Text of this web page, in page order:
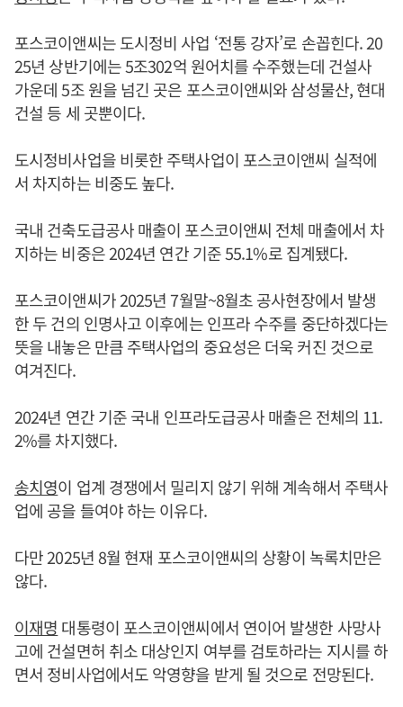
포스코이앤씨는 도시정비 사업 ‘전통 강자’로 손꼽힌다. 20
25년 상반기에는 5조302억 원어치를 수주했는데 건설사
가운데 5조 원을 넘긴 곳은 포스코이앤씨와 삼성물산, 현대
건설 등 세 곳뿐이다.
도시정비사업을 비롯한 주택사업이 포스코이앤씨 실적에
서 차지하는 비중도 높다.
국내 건축도급공사 매출이 포스코이앤씨 전체 매출에서 차
지하는 비중은 2024년 연간 기준 55.1%로 집계됐다.
포스코이앤씨가 2025년 7월말~8월초 공사현장에서 발생
한 두 건의 인명사고 이후에는 인프라 수주를 중단하겠다는
뜻을 내놓은 만큼 주택사업의 중요성은 더욱 커진 것으로
여겨진다.
2024년 연간 기준 국내 인프라도급공사 매출은 전체의 11.
2%를 차지했다.
송치영이 업계 경쟁에서 밀리지 않기 위해 계속해서 주택사
업에 공을 들여야 하는 이유다.
다만 2025년 8월 현재 포스코이앤씨의 상황이 녹록치만은
않다.
이재명 대통령이 포스코이앤씨에서 연이어 발생한 사망사
고에 건설면허 취소 대상인지 여부를 검토하라는 지시를 하
면서 정비사업에서도 악영향을 받게 될 것으로 전망된다.